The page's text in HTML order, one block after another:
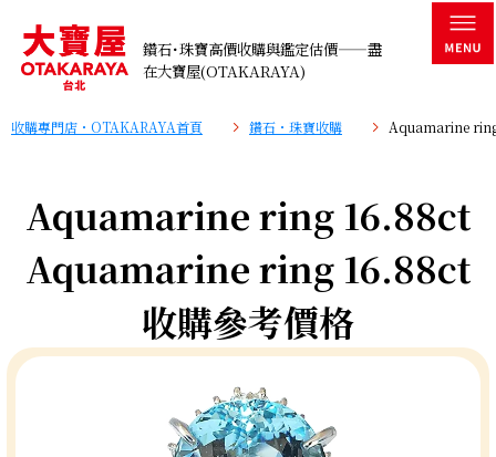
鑽石･珠寶高價收購與鑑定估價——盡
在大寶屋(OTAKARAYA)
收購專門店・OTAKARAYA首頁 鑽石・珠寶收購 Aquamarine
Aquamarine ring 16.88ct
Aquamarine ring 16.88ct
收購參考價格